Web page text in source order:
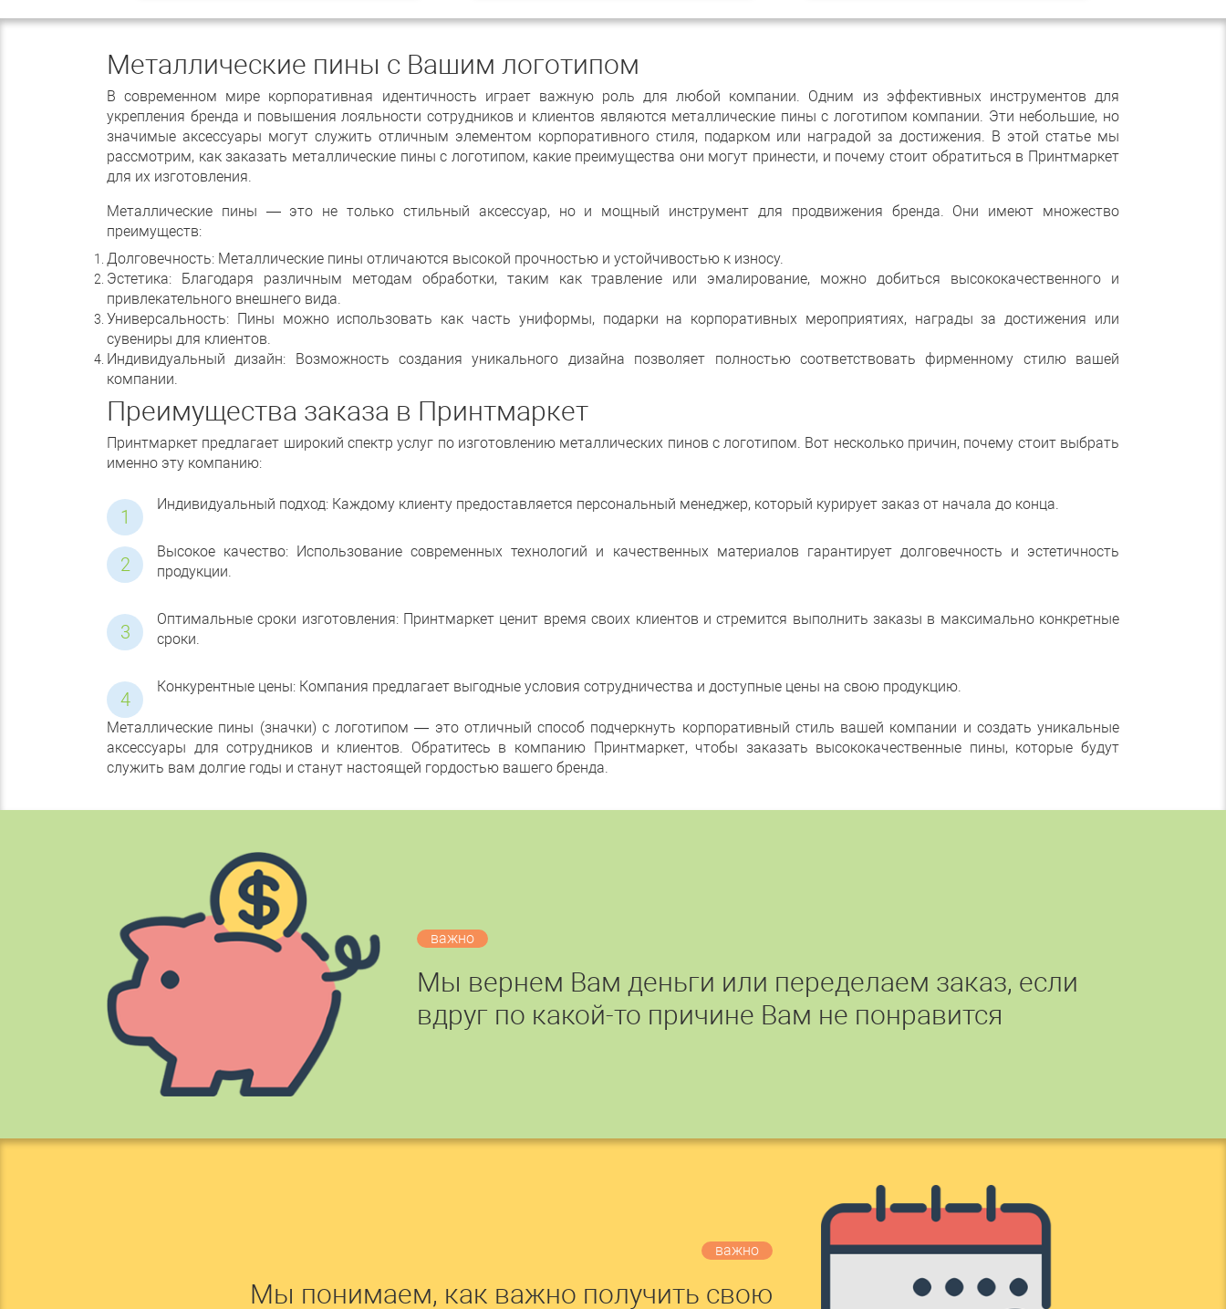
Металлические пины с Вашим логотипом
В современном мире корпоративная идентичность играет важную роль для любой компании. Одним из эффективных инструментов для
укрепления бренда и повышения лояльности сотрудников и клиентов являются металлические пины с логотипом компании. Эти небольшие, но
значимые аксессуары могут служить отличным элементом корпоративного стиля, подарком или наградой за достижения. В этой статье мы
рассмотрим, как заказать металлические пины с логотипом, какие преимущества они могут принести, и почему стоит обратиться в Принтмаркет
для их изготовления.
Металлические пины — это не только стильный аксессуар, но и мощный инструмент для продвижения бренда. Они имеют множество
преимуществ:
Долговечность: Металлические пины отличаются высокой прочностью и устойчивостью к износу.
Эстетика: Благодаря различным методам обработки, таким как травление или эмалирование, можно добиться высококачественного и
привлекательного внешнего вида.
Универсальность: Пины можно использовать как часть униформы, подарки на корпоративных мероприятиях, награды за достижения или
сувениры для клиентов.
Индивидуальный дизайн: Возможность создания уникального дизайна позволяет полностью соответствовать фирменному стилю вашей
компании.
Преимущества заказа в Принтмаркет
Принтмаркет предлагает широкий спектр услуг по изготовлению металлических пинов с логотипом. Вот несколько причин, почему стоит выбрать
именно эту компанию:
Индивидуальный подход: Каждому клиенту предоставляется персональный менеджер, который курирует заказ от начала до конца.
Высокое качество: Использование современных технологий и качественных материалов гарантирует долговечность и эстетичность
продукции.
Оптимальные сроки изготовления: Принтмаркет ценит время своих клиентов и стремится выполнить заказы в максимально конкретные
сроки.
Конкурентные цены: Компания предлагает выгодные условия сотрудничества и доступные цены на свою продукцию.
Металлические пины (значки) с логотипом — это отличный способ подчеркнуть корпоративный стиль вашей компании и создать уникальные
аксессуары для сотрудников и клиентов. Обратитесь в компанию Принтмаркет, чтобы заказать высококачественные пины, которые будут
служить вам долгие годы и станут настоящей гордостью вашего бренда.
важно
Мы вернем Вам деньги или переделаем заказ, если
вдруг по какой-то причине Вам не понравится
важно
Мы понимаем, как важно получить свою